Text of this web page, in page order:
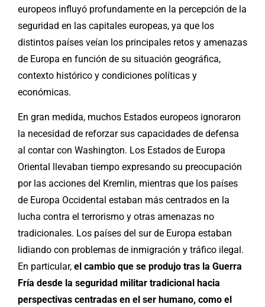
europeos influyó profundamente en la percepción de la
seguridad en las capitales europeas, ya que los
distintos países veían los principales retos y amenazas
de Europa en función de su situación geográfica,
contexto histórico y condiciones políticas y
económicas.
En gran medida, muchos Estados europeos ignoraron
la necesidad de reforzar sus capacidades de defensa
al contar con Washington. Los Estados de Europa
Oriental llevaban tiempo expresando su preocupación
por las acciones del Kremlin, mientras que los países
de Europa Occidental estaban más centrados en la
lucha contra el terrorismo y otras amenazas no
tradicionales. Los países del sur de Europa estaban
lidiando con problemas de inmigración y tráfico ilegal.
En particular, el cambio que se produjo tras la Guerra
Fría desde la seguridad militar tradicional hacia
perspectivas centradas en el ser humano, como el